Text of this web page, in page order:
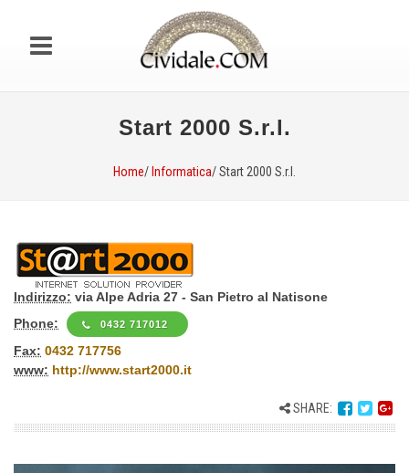
Start 2000 S.r.l.
Home/ Informatica/ Start 2000 S.r.l.
Indirizzo: via Alpe Adria 27 - San Pietro al Natisone
Phone:
0432 717012
Fax: 0432 717756
www: http://www.start2000.it
SHARE: